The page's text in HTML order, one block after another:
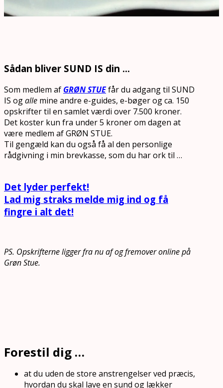
Sådan bliver SUND IS din …
Som medlem af GRØN STUEfår du adgang til SUND
IS ogalle mine andre e-guides, e-bøger og ca. 150
opskrifter til en samlet værdi over 7.500 kroner.
Det koster kun fra under 5 kroner om dagen at
være medlem af GRØN STUE.
Til gengæld kan du også få al den personlige
rådgivning i min brevkasse, som du har ork til …
Det lyder perfekt!
Lad mig straks melde mig ind og få
fingre i alt det!
PS. Opskrifterne ligger fra nu af og fremover online på
Grøn Stue.
Forestil dig …
at du uden de store anstrengelser ved præcis,
hvordan du skal lave en sund og lækker